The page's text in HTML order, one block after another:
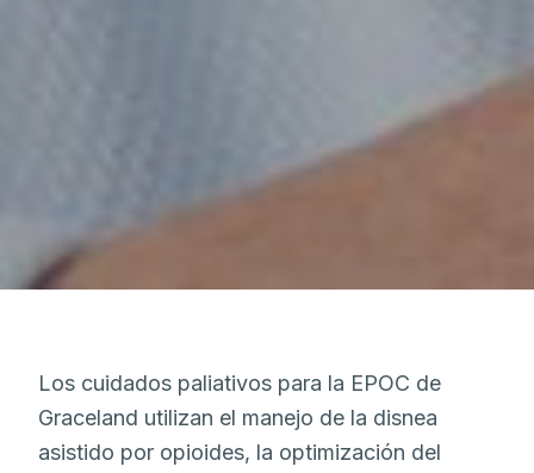
Los cuidados paliativos para la EPOC de
Graceland utilizan el manejo de la disnea
asistido por opioides, la optimización del